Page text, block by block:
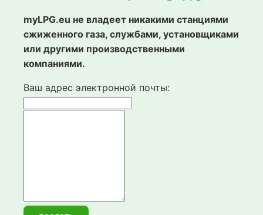
myLPG.eu не владеет никакими станциями
сжиженного газа, службами, установщиками
или другими производственными
компаниями.
Ваш адрес электронной почты: